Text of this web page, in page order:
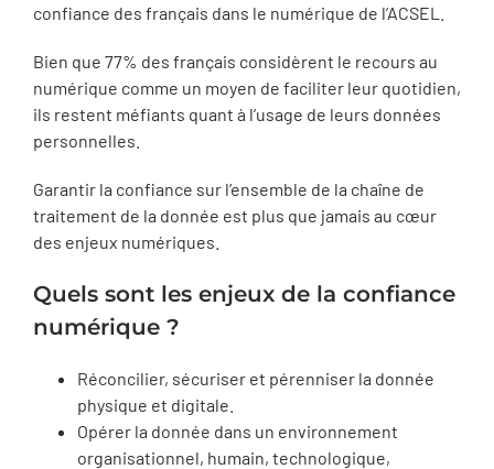
confiance des français dans le numérique de l’ACSEL.
Bien que 77% des français considèrent le recours au
numérique comme un moyen de faciliter leur quotidien,
ils restent méfiants quant à l’usage de leurs données
personnelles.
Garantir la confiance sur l’ensemble de la chaîne de
traitement de la donnée est plus que jamais au cœur
des enjeux numériques.
Quels sont les enjeux de la confiance
numérique ?
Réconcilier, sécuriser et pérenniser la donnée
physique et digitale.
Opérer la donnée dans un environnement
organisationnel, humain, technologique,